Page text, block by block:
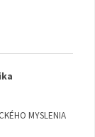
MYSLENIA